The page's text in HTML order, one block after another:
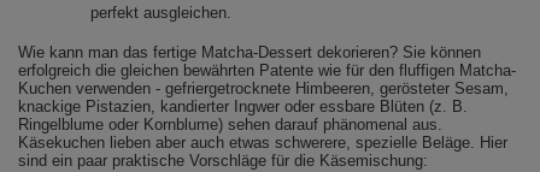
perfekt ausgleichen.
Wie kann man das fertige Matcha-Dessert dekorieren? Sie können
erfolgreich die gleichen bewährten Patente wie für den fluffigen Matcha-
Kuchen verwenden - gefriergetrocknete Himbeeren, gerösteter Sesam,
knackige Pistazien, kandierter Ingwer oder essbare Blüten (z. B.
Ringelblume oder Kornblume) sehen darauf phänomenal aus.
Käsekuchen lieben aber auch etwas schwerere, spezielle Beläge. Hier
sind ein paar praktische Vorschläge für die Käsemischung: